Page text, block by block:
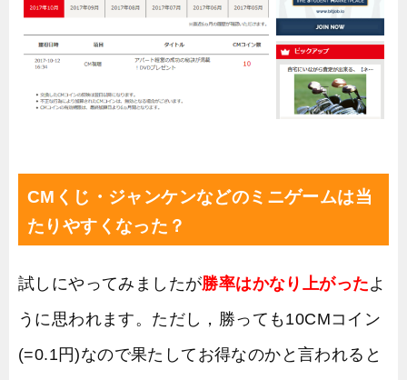
CMくじ・ジャンケンなどのミニゲームは当
たりやすくなった？
試しにやってみましたが勝率はかなり上がったよ
うに思われます。ただし，勝っても10CMコイン
(=0.1円)なので果たしてお得なのかと言われると